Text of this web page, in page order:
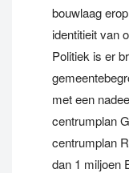
bouwlaag
identitieit van
Politiek is er
met een
centrumplan
centrumplan
dan 1 miljoen